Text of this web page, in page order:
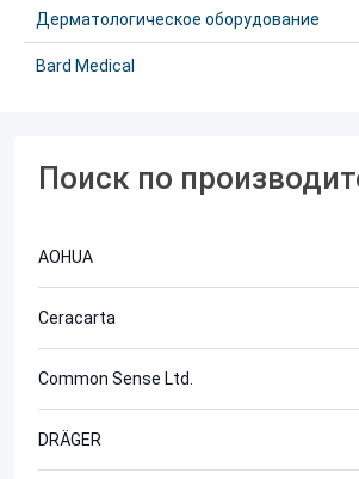
Дерматологическое оборудование
Bard Medical
Поиск по
AOHUA
Ceracarta
Common Sense Ltd.
DRÄGER